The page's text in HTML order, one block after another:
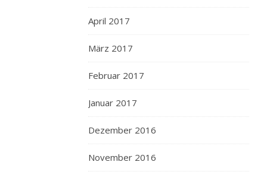
bestimmt
schmecken.
April 2017
März 2017
Februar 2017
Januar 2017
Dezember 2016
November 2016